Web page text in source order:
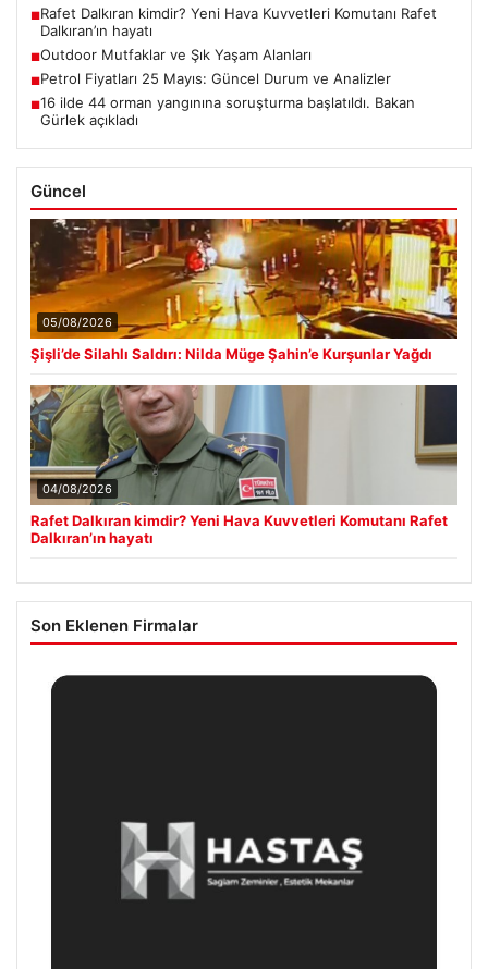
■Rafet Dalkıran kimdir? Yeni Hava Kuvvetleri Komutanı Rafet
Dalkıran’ın hayatı
■Outdoor Mutfaklar ve Şık Yaşam Alanları
■Petrol Fiyatları 25 Mayıs: Güncel Durum ve Analizler
■16 ilde 44 orman yangınına soruşturma başlatıldı. Bakan
Gürlek açıkladı
Güncel
05/08/2026
Şişli’de Silahlı Saldırı: Nilda Müge Şahin’e Kurşunlar Yağdı
04/08/2026
Rafet Dalkıran kimdir? Yeni Hava Kuvvetleri Komutanı Rafet
Dalkıran’ın hayatı
Son Eklenen Firmalar